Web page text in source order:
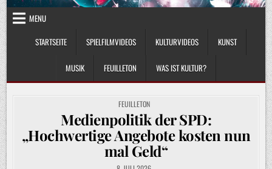
MENU
STARTSEITE
SPIELFILMVIDEOS KULTURVIDEOS KUNST
MUSIK FEUILLETON WAS IST KULTUR?
POSTED
IN
FEUILLETON
Medienpolitik der SPD:
„Hochwertige Angebote kosten nun
mal Geld“